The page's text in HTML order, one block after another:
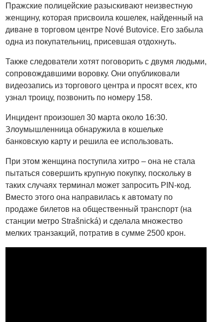
Пражские полицейские разыскивают неизвестную
женщину, которая присвоила кошелек, найденный на
диване в торговом центре Nové Butovice. Его забыла
одна из покупательниц, присевшая отдохнуть.
Также следователи хотят поговорить с двумя людьми,
сопровождавшими воровку. Они опубликовали
видеозапись из торгового центра и просят всех, кто
узнал троицу, позвонить по номеру 158.
Инцидент произошел 30 марта около 16:30.
Злоумышленница обнаружила в кошельке
банковскую карту и решила ее использовать.
При этом женщина поступила хитро – она не стала
пытаться совершить крупную покупку, поскольку в
таких случаях терминал может запросить PIN-код.
Вместо этого она направилась к автомату по
продаже билетов на общественный транспорт (на
станции метро Strašnická) и сделала множество
мелких транзакций, потратив в сумме 2500 крон.